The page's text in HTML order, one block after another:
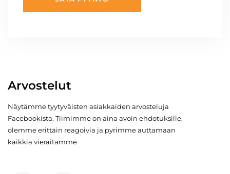
Arvostelut
Näytämme tyytyväisten asiakkaiden arvosteluja
Facebookista. Tiimimme on aina avoin ehdotuksille,
olemme erittäin reagoivia ja pyrimme auttamaan
kaikkia vieraitamme